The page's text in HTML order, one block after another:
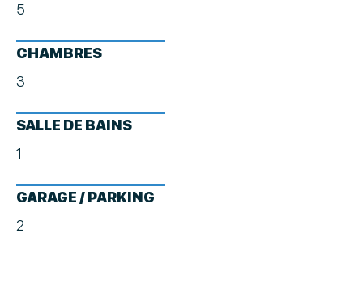
5
CHAMBRES
3
SALLE DE BAINS
1
GARAGE / PARKING
2